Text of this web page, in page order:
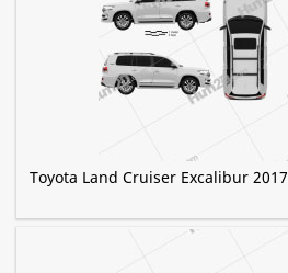
Toyota Land Cruiser Excalibur 2017